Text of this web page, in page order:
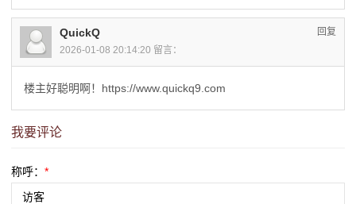
QuickQ
2026-01-08 20:14:20 留言：
回复
楼主好聪明啊！https://www.quickq9.com
我要评论
称呼： *